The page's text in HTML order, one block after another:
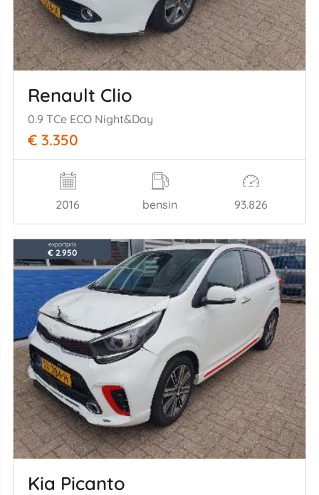
Renault Clio
0.9 TCe ECO Night&Day
€ 3.350
2016 bensin 93.826
exportpris
€ 2.950
Kia Picanto